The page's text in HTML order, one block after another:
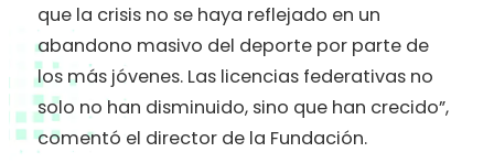
que la crisis no se haya reflejado en un
abandono masivo del deporte por parte de
los más jóvenes. Las licencias federativas no
solo no han disminuido, sino que han crecido”,
comentó el director de la Fundación.